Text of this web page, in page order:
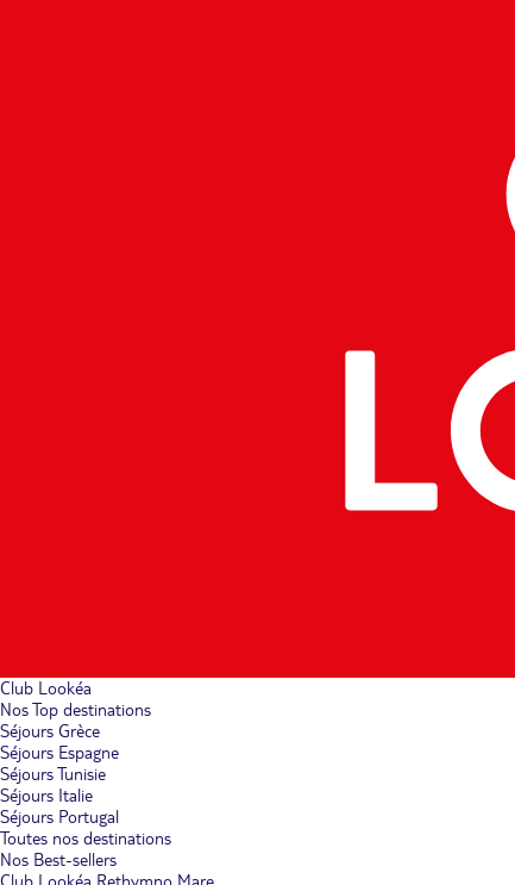
Club Lookéa
Nos Top destinations
Séjours Grèce
Séjours Espagne
Séjours Tunisie
Séjours Italie
Séjours Portugal
Toutes nos destinations
Nos Best-sellers